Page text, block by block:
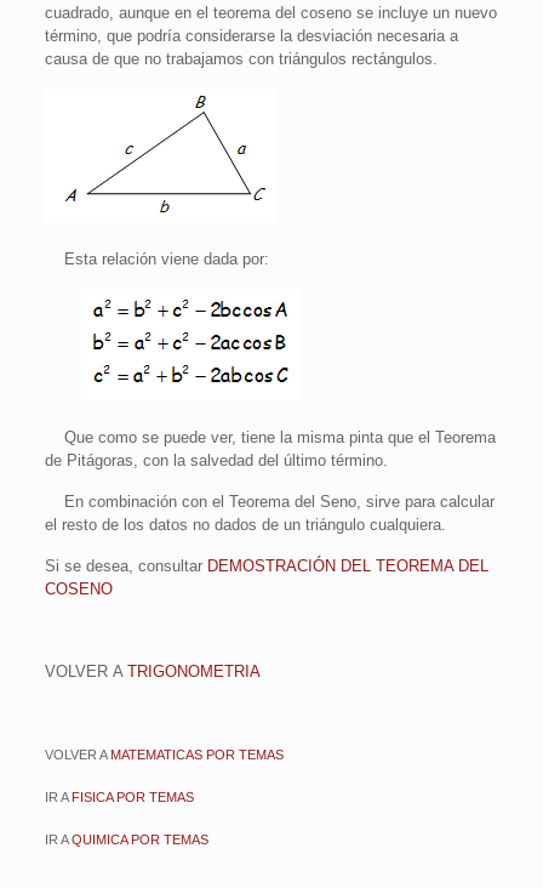
cuadrado, aunque en el teorema del coseno se incluye un nuevo
término, que podría considerarse la desviación necesaria a
causa de que no trabajamos con triángulos rectángulos.
Esta relación viene dada por:
Que como se puede ver, tiene la misma pinta que el Teorema
de Pitágoras, con la salvedad del último término.
En combinación con el Teorema del Seno, sirve para calcular
el resto de los datos no dados de un triángulo cualquiera.
Si se desea, consultar DEMOSTRACIÓN DEL TEOREMA DEL
COSENO
VOLVERA TRIGONOMETRIA
VOLVER A MATEMATICAS POR TEMAS
IR A FISICA POR TEMAS
IR AQUIMICA POR TEMAS